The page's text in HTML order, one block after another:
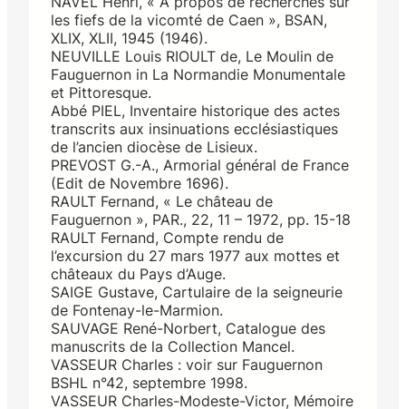
les fiefs de la vicomté de Caen », BSAN,
XLIX, XLII, 1945 (1946).
NEUVILLE Louis RIOULT de, Le Moulin de
Fauguernon in La Normandie Monumentale
et Pittoresque.
Abbé PIEL, Inventaire historique des actes
transcrits aux insinuations ecclésiastiques
de l’ancien diocèse de Lisieux.
PREVOST G.-A., Armorial général de France
(Edit de Novembre 1696).
RAULT Fernand, « Le château de
Fauguernon », PAR., 22, 11 – 1972, pp. 15-18
RAULT Fernand, Compte rendu de
l’excursion du 27 mars 1977 aux mottes et
châteaux du Pays d’Auge.
SAIGE Gustave, Cartulaire de la seigneurie
de Fontenay-le-Marmion.
SAUVAGE René-Norbert, Catalogue des
manuscrits de la Collection Mancel.
VASSEUR Charles : voir sur Fauguernon
BSHL n°42, septembre 1998.
VASSEUR Charles-Modeste-Victor, Mémoire